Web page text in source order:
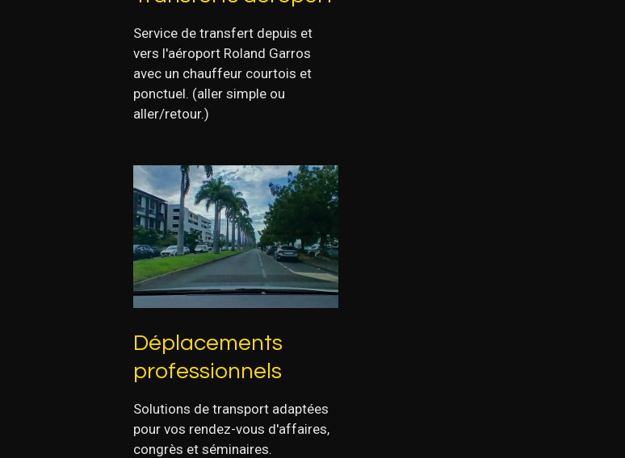
Service de transfert depuis et
vers l'aéroport Roland Garros
avec un chauffeur courtois et
ponctuel. (aller simple ou
aller/retour.)
Déplacements
professionnels
Solutions de transport adaptées
pour vos rendez-vous d'affaires,
congrès et séminaires.